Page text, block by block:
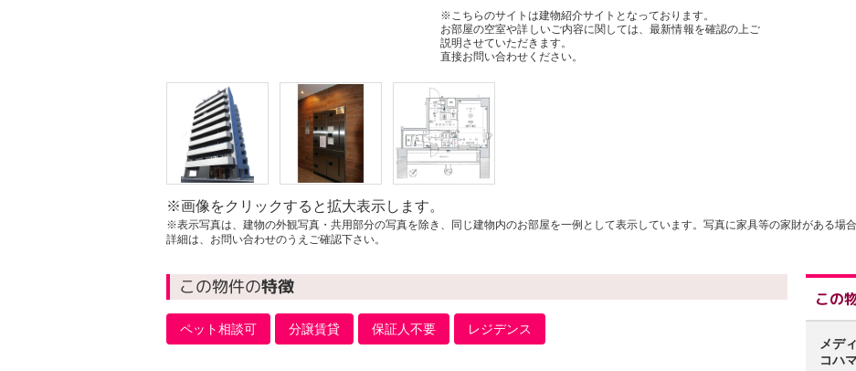
※こちらのサイトは建物紹介サイトとなっております。
お部屋の空室や詳しいご内容に関しては、最新情報を確認の上ご
説明させていただきます。
直接お問い合わせください。
※画像をクリックすると拡大表示します。
※表示写真は、建物の外観写真・共用部分の写真を除き、同じ建物内のお部屋を一例として表示しています。写真に家具等の家財がある場
詳細は、お問い合わせのうえご確認下さい。
この物件の特徴
ペット相談可 分譲賃貸 保証人不要 レジデンス
この
メデ
コハ